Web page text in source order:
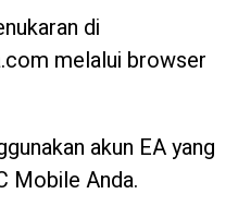
di
melalui browser
akun EA yang
Mobile Anda.